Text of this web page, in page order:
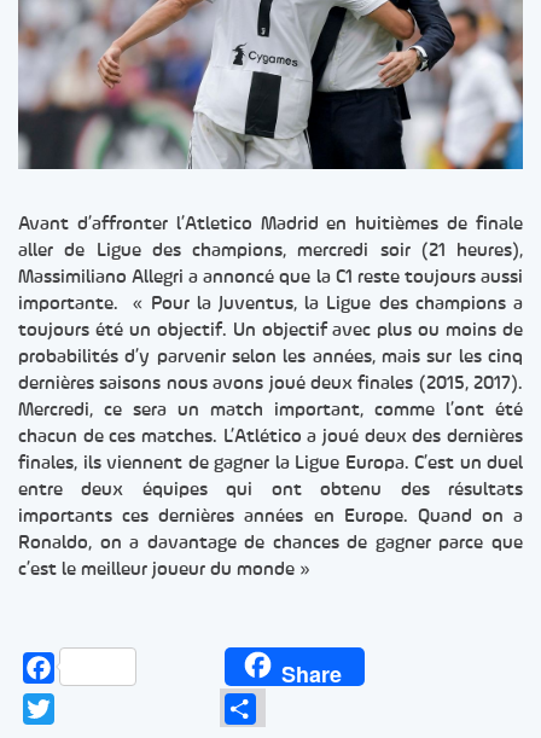
Avant d’affronter l’Atletico Madrid en huitièmes de finale
aller de Ligue des champions, mercredi soir (21 heures),
Massimiliano Allegri a annoncé que la C1 reste toujours aussi
importante. « Pour la Juventus, la Ligue des champions a
toujours été un objectif. Un objectif avec plus ou moins de
probabilités d’y parvenir selon les années, mais sur les cinq
dernières saisons nous avons joué deux finales (2015, 2017).
Mercredi, ce sera un match important, comme l’ont été
chacun de ces matches. L’Atlético a joué deux des dernières
finales, ils viennent de gagner la Ligue Europa. C’est un duel
entre deux équipes qui ont obtenu des résultats
importants ces dernières années en Europe. Quand on a
Ronaldo, on a davantage de chances de gagner parce que
c’est le meilleur joueur du monde »
Facebook Share
Partager